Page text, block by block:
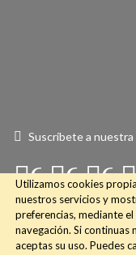
Suscríbete a
Connect
with
Us
with
Us
with
Us
Utilizamos cookies
nuestros servicios y
preferencias, mediante
navegación. Si continuas
aceptas su uso. Puedes